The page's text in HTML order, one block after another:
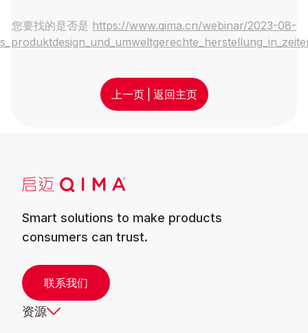
您要找的是否是 https://www.qima.cn/webinar/2023-08-
上一页 返回主页
Smart solutions to make products
consumers can trust.
联系我们
资源